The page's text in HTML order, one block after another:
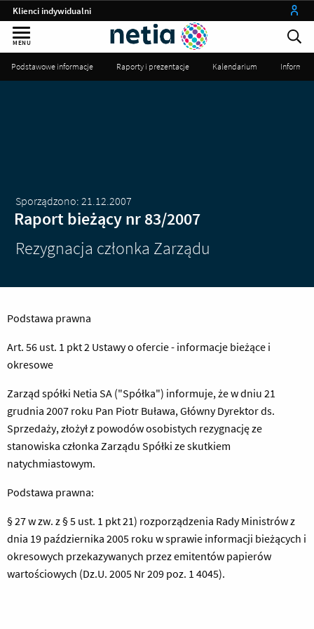
Klienci indywidualni
Małe firmy
Instytucje publiczne
MENU
Podstawowe informacje Raporty i prezentacje Kalendarium
Sporządzono: 21.12.2007
Raport bieżący nr 83/2007
Rezygnacja członka Zarządu
Podstawa prawna
Art. 56 ust. 1 pkt 2 Ustawy o ofercie - informacje bieżące i
okresowe
Zarząd spółki Netia SA ("Spółka") informuje, że w dniu 21
grudnia 2007 roku Pan Piotr Buława, Główny Dyrektor ds.
Sprzedaży, złożył z powodów osobistych rezygnację ze
stanowiska członka Zarządu Spółki ze skutkiem
natychmiastowym.
Podstawa prawna:
§ 27 w zw. z § 5 ust. 1 pkt 21) rozporządzenia Rady Ministrów z
dnia 19 października 2005 roku w sprawie informacji bieżących i
okresowych przekazywanych przez emitentów papierów
wartościowych (Dz.U. 2005 Nr 209 poz. 1 4045).